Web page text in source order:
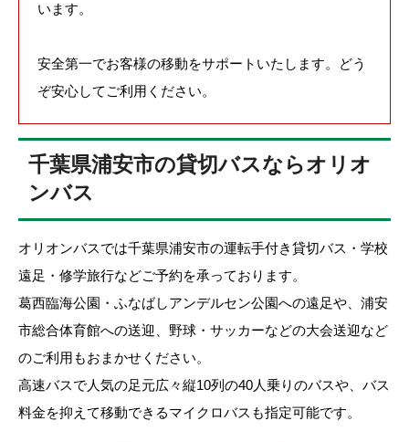
います。
安全第一でお客様の移動をサポートいたします。どう
ぞ安心してご利用ください。
千葉県浦安市の貸切バスならオリオ
ンバス
オリオンバスでは千葉県浦安市の運転手付き貸切バス・学校
遠足・修学旅行などご予約を承っております。
葛西臨海公園・ふなばしアンデルセン公園への遠足や、浦安
市総合体育館への送迎、野球・サッカーなどの大会送迎など
のご利用もおまかせください。
高速バスで人気の足元広々縦10列の40人乗りのバスや、バス
料金を抑えて移動できるマイクロバスも指定可能です。